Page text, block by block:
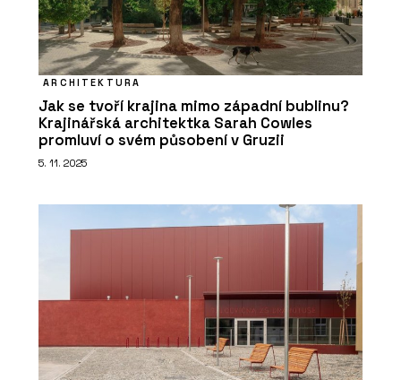
ARCHITEKTURA
Jak se tvoří krajina mimo západní bublinu?
Krajinářská architektka Sarah Cowles
promluví o svém působení v Gruzii
5. 11. 2025